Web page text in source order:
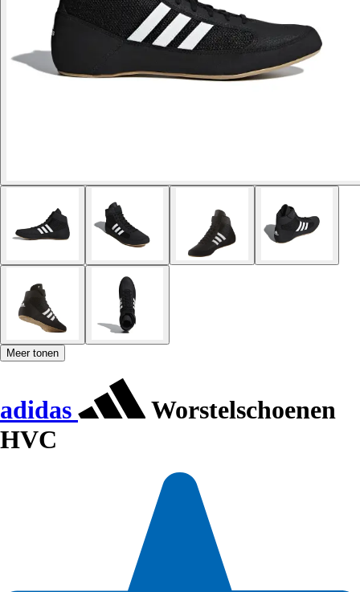
Meer tonen
adidas
Worstelschoenen
HVC